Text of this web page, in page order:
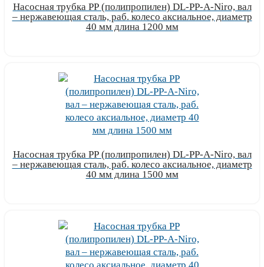
Насосная трубка РР (полипропилен) DL-PP-A-Niro, вал
– нержавеющая сталь, раб. колесо аксиальное, диаметр
40 мм длина 1200 мм
Насосная трубка РР (полипропилен) DL-PP-A-Niro, вал
– нержавеющая сталь, раб. колесо аксиальное, диаметр
40 мм длина 1500 мм